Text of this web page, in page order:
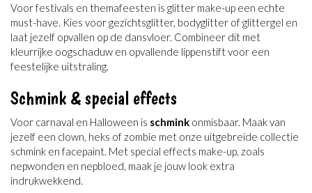
Voor festivals en themafeesten is glitter make-up een echte
must-have. Kies voor gezichtsglitter, bodyglitter of glittergel en
laat jezelf opvallen op de dansvloer. Combineer dit met
kleurrijke oogschaduw en opvallende lippenstift voor een
feestelijke uitstraling.
Schmink & special effects
Voor carnaval en Halloween is schmink onmisbaar. Maak van
jezelf een clown, heks of zombie met onze uitgebreide collectie
schmink en facepaint. Met special effects make-up, zoals
nepwonden en nepbloed, maak je jouw look extra
indrukwekkend.